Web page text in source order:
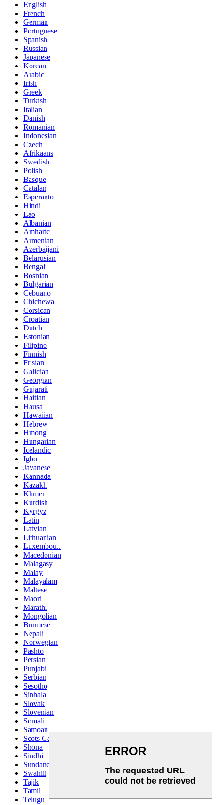
English
French
German
Portuguese
Spanish
Russian
Japanese
Korean
Arabic
Irish
Greek
Turkish
Italian
Danish
Romanian
Indonesian
Czech
Afrikaans
Swedish
Polish
Basque
Catalan
Esperanto
Hindi
Lao
Albanian
Amharic
Armenian
Azerbaijani
Belarusian
Bengali
Bosnian
Bulgarian
Cebuano
Chichewa
Corsican
Croatian
Dutch
Estonian
Filipino
Finnish
Frisian
Galician
Georgian
Gujarati
Haitian
Hausa
Hawaiian
Hebrew
Hmong
Hungarian
Icelandic
Igbo
Javanese
Kannada
Kazakh
Khmer
Kurdish
Kyrgyz
Latin
Latvian
Lithuanian
Luxembou..
Macedonian
Malagasy
Malay
Malayalam
Maltese
Maori
Marathi
Mongolian
Burmese
Nepali
Norwegian
Pashto
Persian
Punjabi
Serbian
Sesotho
Sinhala
Slovak
Slovenian
Somali
Samoan
Scots Gaelic
Shona
Sindhi
Sundanese
Swahili
Tajik
Tamil
Telugu